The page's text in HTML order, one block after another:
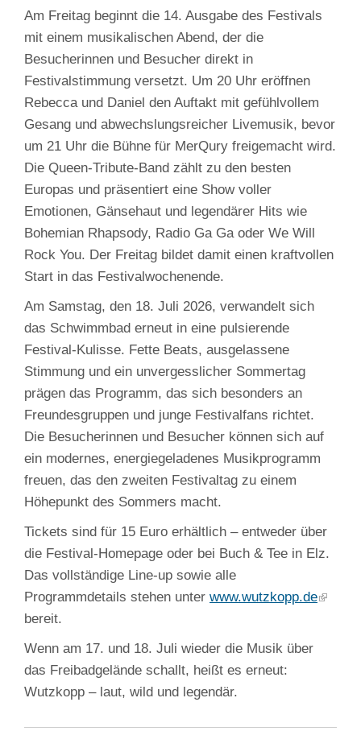
Am Freitag beginnt die 14. Ausgabe des Festivals
mit einem musikalischen Abend, der die
Besucherinnen und Besucher direkt in
Festivalstimmung versetzt. Um 20 Uhr eröffnen
Rebecca und Daniel den Auftakt mit gefühlvollem
Gesang und abwechslungsreicher Livemusik, bevor
um 21 Uhr die Bühne für MerQury freigemacht wird.
Die Queen‑Tribute‑Band zählt zu den besten
Europas und präsentiert eine Show voller
Emotionen, Gänsehaut und legendärer Hits wie
Bohemian Rhapsody, Radio Ga Ga oder We Will
Rock You. Der Freitag bildet damit einen kraftvollen
Start in das Festivalwochenende.
Am Samstag, den 18. Juli 2026, verwandelt sich
das Schwimmbad erneut in eine pulsierende
Festival‑Kulisse. Fette Beats, ausgelassene
Stimmung und ein unvergesslicher Sommertag
prägen das Programm, das sich besonders an
Freundesgruppen und junge Festivalfans richtet.
Die Besucherinnen und Besucher können sich auf
ein modernes, energiegeladenes Musikprogramm
freuen, das den zweiten Festivaltag zu einem
Höhepunkt des Sommers macht.
Tickets sind für 15 Euro erhältlich – entweder über
die Festival‑Homepage oder bei Buch & Tee in Elz.
Das vollständige Line‑up sowie alle
Programmdetails stehen unter www.wutzkopp.de
bereit.
Wenn am 17. und 18. Juli wieder die Musik über
das Freibadgelände schallt, heißt es erneut:
Wutzkopp – laut, wild und legendär.